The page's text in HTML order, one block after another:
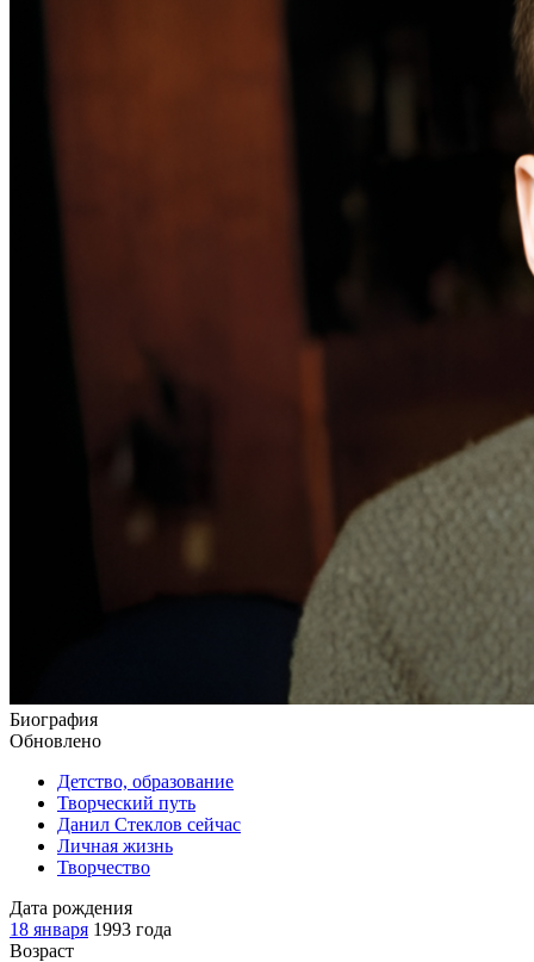
Биография
Обновлено
Детство, образование
Творческий путь
Данил Стеклов сейчас
Личная жизнь
Творчество
Дата рождения
18 января 1993 года
Возраст